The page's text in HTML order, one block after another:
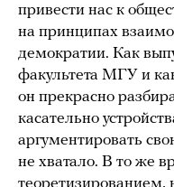
привести нас к
на принципах
демократии. Как
факультета МГУ и
он прекрасно
касательно
аргументировать
не хватало. В то же
теоретизированием,